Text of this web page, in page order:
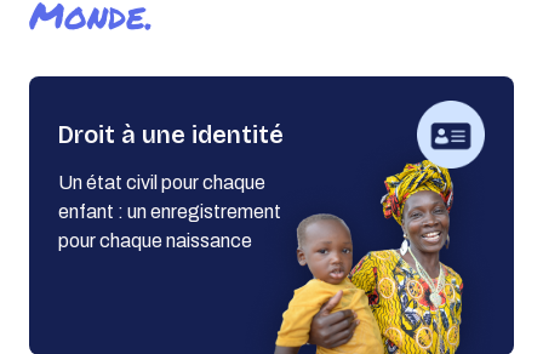
Monde.
Droit à une identité
Un état civil pour chaque
enfant : un enregistrement
pour chaque naissance